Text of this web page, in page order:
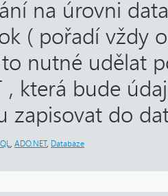
na úrovni
( pořadí vždy
nutné udělat
, která bude
zapisovat do
ADO.NET, Databáze